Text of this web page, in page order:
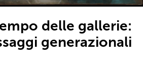
delle gallerie:
generazionali